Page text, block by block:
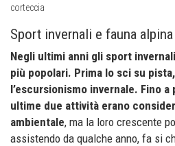
corteccia
Sport invernali e fauna alpina
Negli ultimi anni gli sport
più popolari. Prima lo sci su
l’escursionismo invernale. Fino
ultime due attività erano
ambientale, ma la loro crescente
assistendo da qualche anno, fa si